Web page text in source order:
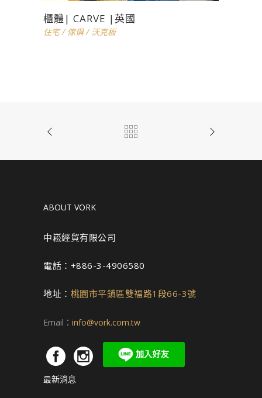
櫃體| CARVE |英國
住宅/ 傢俱/ 沃克板
ABOUT VORK
中崧經貿有限公司
電話：+886-3-4906580
地址： 桃園市平鎮區雙福路1段66-3號
Email： info@vork.com.tw
最新消息